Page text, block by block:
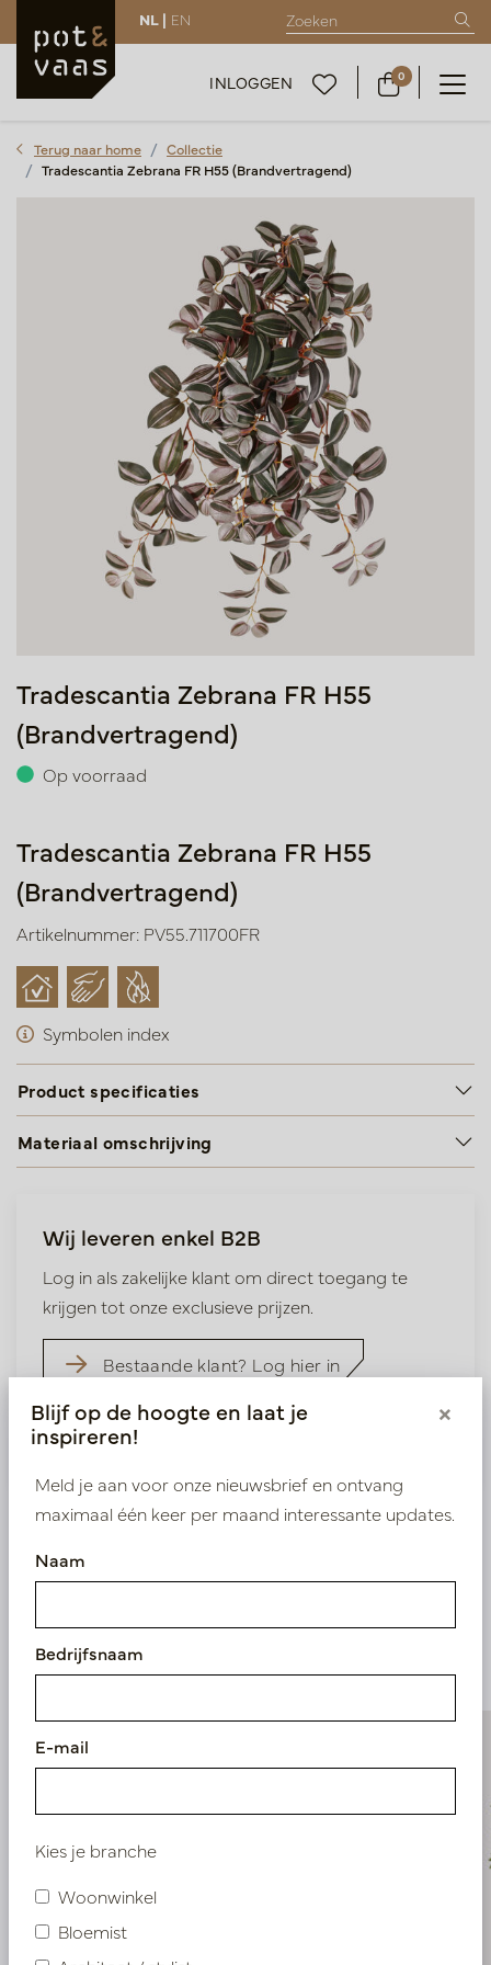
NL | EN
INLOGGEN 0
Terug naar home
Collectie
Tradescantia Zebrana FR H55 (Brandvertragend)
Tradescantia Zebrana FR H55
(Brandvertragend)
Op voorraad
Tradescantia Zebrana FR H55
(Brandvertragend)
Artikelnummer: PV55.711700FR
Symbolen index
Product specificaties
Materiaal omschrijving
Wij leveren enkel B2B
Log in als zakelijke klant om direct toegang te
krijgen tot onze exclusieve prijzen.
Bestaande klant? Log hier in
Nieuw? Registreer hier
producten
Blijf op de hoogte en laat je
inspireren!
×
Meld je aan voor onze nieuwsbrief en ontvang
maximaal één keer per maand interessante updates.
Naam
Bedrijfsnaam
E-mail
Kies je branche
Woonwinkel
Bloemist